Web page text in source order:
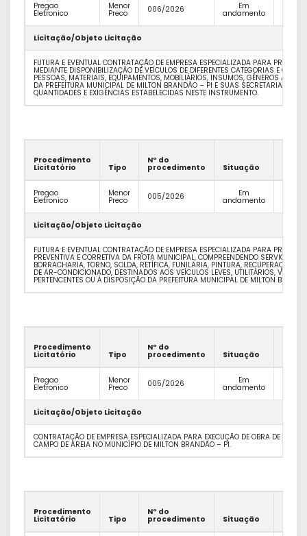
Pregao
Eletronico
Menor
Preco 006/2026 Em
andamento
Licitação/Objeto Licitação
FUTURA E EVENTUAL CONTRATAÇÃO DE EMPRESA ESPECIALIZADA PARA
MEDIANTE DISPONIBILIZAÇÃO DE VEÍCULOS DE DIFERENTES CATEGORIAS E
PESSOAS, MATERIAIS, EQUIPAMENTOS, MOBILIÁRIOS, INSUMOS, GÊNEROS
DA PREFEITURA MUNICIPAL DE MILTON BRANDÃO – PI E SUAS SECRETARIAS
QUANTIDADES E EXIGÊNCIAS ESTABELECIDAS NESTE INSTRUMENTO.
Procedimento
Licitatório Tipo
Nº do
procedimento Situação
Pregao
Eletronico
Menor
Preco 005/2026 Em
andamento
Licitação/Objeto Licitação
FUTURA E EVENTUAL CONTRATAÇÃO DE EMPRESA ESPECIALIZADA PARA
PREVENTIVA E CORRETIVA DA FROTA MUNICIPAL, COMPREENDENDO SERVIÇOS
BORRACHARIA, TORNO, SOLDA, RETÍFICA, FUNILARIA, PINTURA, RECUPERAÇÃO
DE AR-CONDICIONADO, DESTINADOS AOS VEÍCULOS LEVES, UTILITÁRIOS,
PERTENCENTES OU À DISPOSIÇÃO DA PREFEITURA MUNICIPAL DE MILTON
Procedimento
Licitatório Tipo
Nº do
procedimento Situação
Pregao
Eletronico
Menor
Preco 005/2026 Em
andamento
Licitação/Objeto Licitação
CONTRATAÇÃO DE EMPRESA ESPECIALIZADA PARA EXECUÇÃO DE OBRA DE
CAMPO DE AREIA NO MUNICÍPIO DE MILTON BRANDÃO – PI.
Procedimento
Licitatório Tipo
Nº do
procedimento Situação